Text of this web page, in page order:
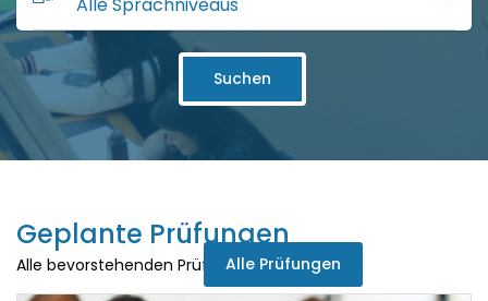
Suchen
Geplante Prüfungen
Alle bevorstehenden PrüfungenAlle Prüfungen